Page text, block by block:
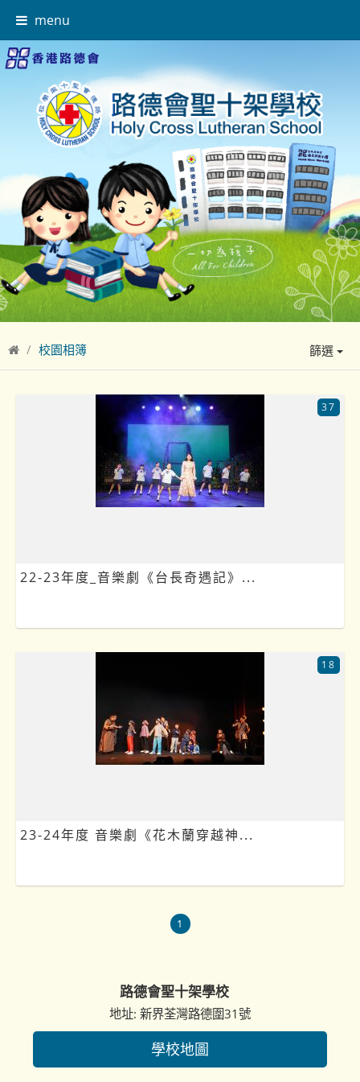
menu
校園相簿 篩選
22-23年度_音樂劇《台長奇遇記》...
37
23-24年度 音樂劇《花木蘭穿越神...
18
1
路德會聖十架學校
地址: 新界荃灣路德圍31號
學校地圖